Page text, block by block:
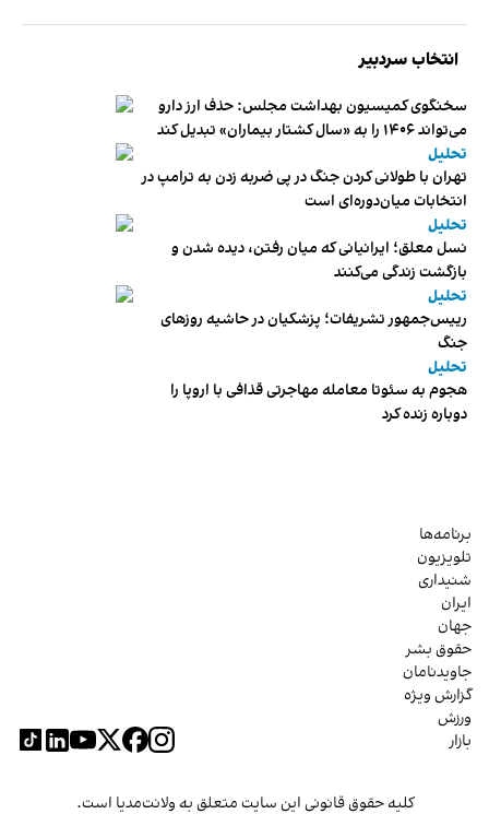
انتخاب سردبیر
سخنگوی کمیسیون بهداشت مجلس: حذف ارز دارو
می‌تواند ۱۴۰۶ را به «سال کشتار بیماران» تبدیل کند
تحلیل
تهران با طولانی کردن جنگ در پی ضربه زدن به ترامپ در
انتخابات میان‌دوره‌ای است
تحلیل
نسل معلق؛ ایرانیانی که میان رفتن، دیده شدن و
بازگشت زندگی می‌کنند
تحلیل
رییس‌جمهور تشریفات؛ پزشکیان در حاشیه روزهای
جنگ
تحلیل
هجوم به سئوتا معامله مهاجرتی قذافی با اروپا را
دوباره زنده کرد
برنامه‌ها
تلویزیون
شنیداری
ایران
جهان
حقوق بشر
جاویدنامان
گزارش ویژه
ورزش
بازار
کلیه حقوق قانونی این سایت متعلق به ولانت‌مدیا است.